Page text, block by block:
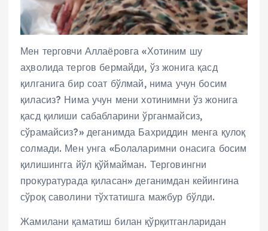
Мен терговчи Аллаёровга «Хотиним шу
аҳволида тергов бермайди, ўз жонига қасд
қилганига бир соат бўлмай, нима учун босим
қиласиз? Нима учун мени хотинимни ўз жонига
қасд қилиши сабабларини ўрганмайсиз,
сўрамайсиз?» деганимда Бахриддин менга қулоқ
солмади. Мен унга «Болаларимни онасига босим
қилишингга йўл қўймайман. Терговингни
прокуратурада қиласан» деганимдан кейингина
сўроқ саволини тўхтатишга мажбур бўлди.
Жамилани қаматиш билан қўрқитганларидан